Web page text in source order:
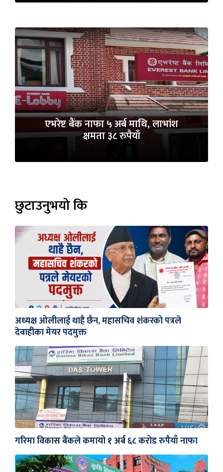
एभरेष्ट बैंक नाफा ५ अर्ब माथि, लाभांश
क्षमता ३८ रुपैयाँ
छुटाउनुभयो कि
अध्यक्ष ओलीलाई थाहै छैन, महासचिव शंकरको पत्रले
देवाहीका मेयर पदमुक्त
गरिमा विकास बैंकले कमायो १ अर्ब ६८ करोड रुपैयाँ नाफा